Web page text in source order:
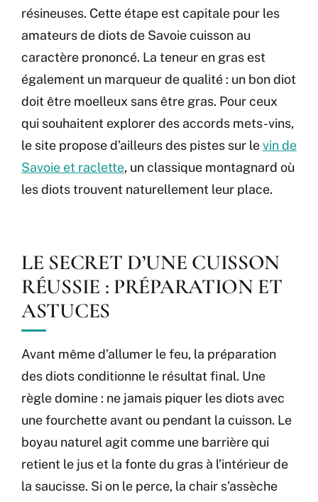
résineuses. Cette étape est capitale pour les
amateurs de diots de Savoie cuisson au
caractère prononcé. La teneur en gras est
également un marqueur de qualité : un bon diot
doit être moelleux sans être gras. Pour ceux
qui souhaitent explorer des accords mets-vins,
le site propose d’ailleurs des pistes sur levin de
Savoie et raclette, un classique montagnard où
les diots trouvent naturellement leur place.
LE SECRET D’UNE CUISSON
RÉUSSIE : PRÉPARATION ET
ASTUCES
Avant même d’allumer le feu, la préparation
des diots conditionne le résultat final. Une
règle domine : ne jamais piquer les diots avec
une fourchette avant ou pendant la cuisson. Le
boyau naturel agit comme une barrière qui
retient le jus et la fonte du gras à l’intérieur de
la saucisse. Si on le perce, la chair s’assèche